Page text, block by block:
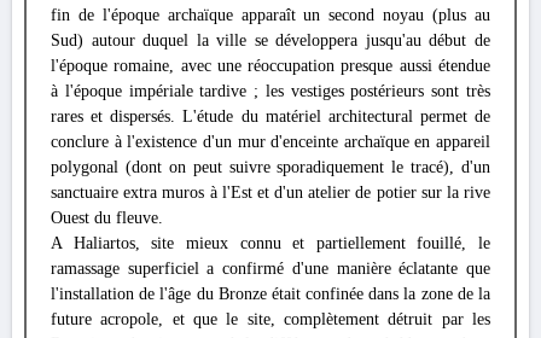
fin de l'époque archaïque apparaît un second noyau (plus au
Sud) autour duquel la ville se développera jusqu'au début de
l'époque romaine, avec une réoccupation presque aussi étendue
à l'époque impériale tardive ; les vestiges postérieurs sont très
rares et dispersés. L'étude du matériel architectural permet de
conclure à l'existence d'un mur d'enceinte archaïque en appareil
polygonal (dont on peut suivre sporadiquement le tracé), d'un
sanctuaire extra muros à l'Est et d'un atelier de potier sur la rive
Ouest du fleuve.
A Haliartos, site mieux connu et partiellement fouillé, le
ramassage superficiel a confirmé d'une manière éclatante que
l'installation de l'âge du Bronze était confinée dans la zone de la
future acropole, et que le site, complètement détruit par les